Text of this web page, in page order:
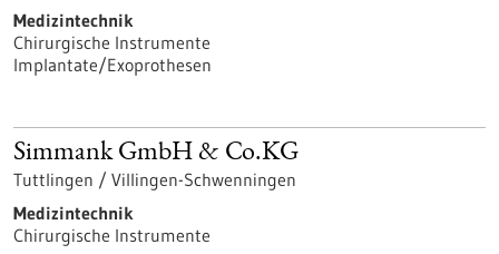
Medizintechnik
Chirurgische Instrumente
Implantate/Exoprothesen
Simmank GmbH & Co.KG
Tuttlingen / Villingen-Schwenningen
Medizintechnik
Chirurgische Instrumente